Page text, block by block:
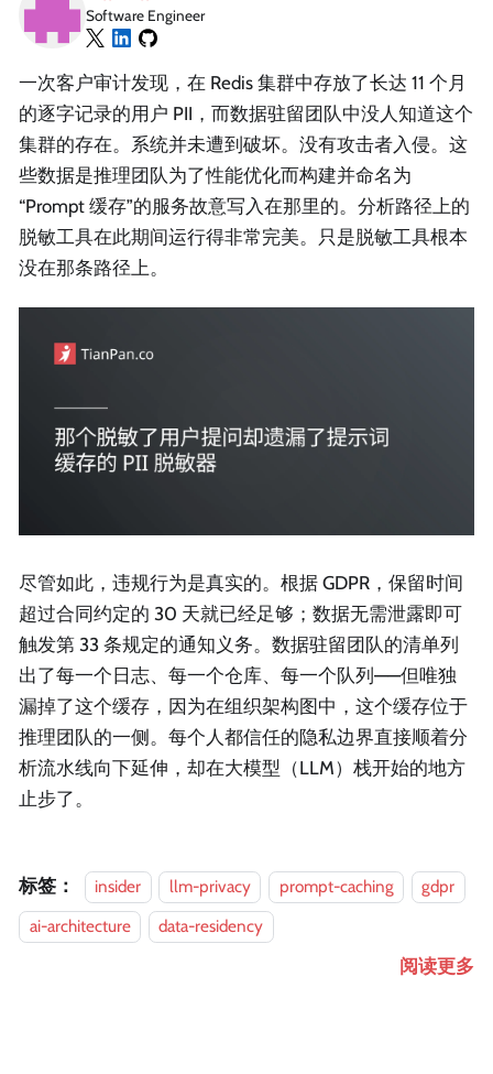
Software Engineer
一次客户审计发现，在 Redis 集群中存放了长达 11 个月
的逐字记录的用户 PII，而数据驻留团队中没人知道这个
集群的存在。系统并未遭到破坏。没有攻击者入侵。这
些数据是推理团队为了性能优化而构建并命名为
“Prompt 缓存”的服务故意写入在那里的。分析路径上的
脱敏工具在此期间运行得非常完美。只是脱敏工具根本
没在那条路径上。
尽管如此，违规行为是真实的。根据 GDPR，保留时间
超过合同约定的 30 天就已经足够；数据无需泄露即可
触发第 33 条规定的通知义务。数据驻留团队的清单列
出了每一个日志、每一个仓库、每一个队列——但唯独
漏掉了这个缓存，因为在组织架构图中，这个缓存位于
推理团队的一侧。每个人都信任的隐私边界直接顺着分
析流水线向下延伸，却在大模型（LLM）栈开始的地方
止步了。
标签： insider llm-privacy prompt-caching
gdpr
ai-architecture
data-residency
阅读更多